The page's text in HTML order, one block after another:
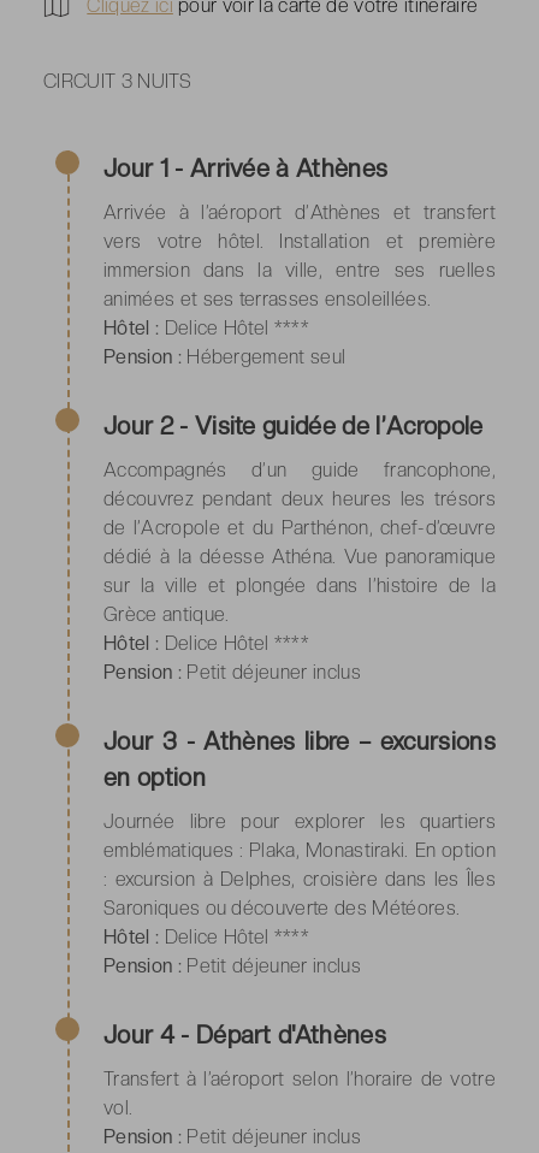
Cliquez ici pour voir la carte de votre itinéraire
CIRCUIT 3 NUITS
Jour 1 - Arrivée à Athènes
Arrivée à l’aéroport d’Athènes et transfert
vers votre hôtel. Installation et première
immersion dans la ville, entre ses ruelles
animées et ses terrasses ensoleillées.
Hôtel : Delice Hôtel ****
Pension : Hébergement seul
Jour 2 - Visite guidée de l’Acropole
Accompagnés d’un guide francophone,
découvrez pendant deux heures les trésors
de l’Acropole et du Parthénon, chef-d’œuvre
dédié à la déesse Athéna. Vue panoramique
sur la ville et plongée dans l’histoire de la
Grèce antique.
Hôtel : Delice Hôtel ****
Pension : Petit déjeuner inclus
Jour 3 - Athènes libre – excursions
en option
Journée libre pour explorer les quartiers
emblématiques : Plaka, Monastiraki. En option
: excursion à Delphes, croisière dans les Îles
Saroniques ou découverte des Météores.
Hôtel : Delice Hôtel ****
Pension : Petit déjeuner inclus
Jour 4 - Départ d'Athènes
Transfert à l’aéroport selon l’horaire de votre
vol.
Pension : Petit déjeuner inclus